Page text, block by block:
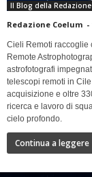
Il Blog della Redazione
Redazione Coelum -
Cieli Remoti raccoglie
Remote
astrofotografi
telescopi remoti in
acquisizione e oltre
ricerca e lavoro di
cielo profondo.
Continua a leggere